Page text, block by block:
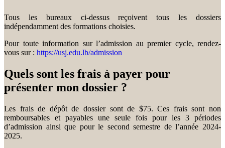
Tous les bureaux ci-dessus reçoivent tous les dossiers
indépendamment des formations choisies.
Pour toute information sur l’admission au premier cycle, rendez-
vous sur : https://usj.edu.lb/admission
Quels sont les frais à payer pour
présenter mon dossier ?
Les frais de dépôt de dossier sont de $75. Ces frais sont non
remboursables et payables une seule fois pour les 3 périodes
d’admission ainsi que pour le second semestre de l’année 2024-
2025.